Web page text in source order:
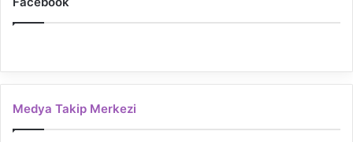
Medya Takip Merkezi